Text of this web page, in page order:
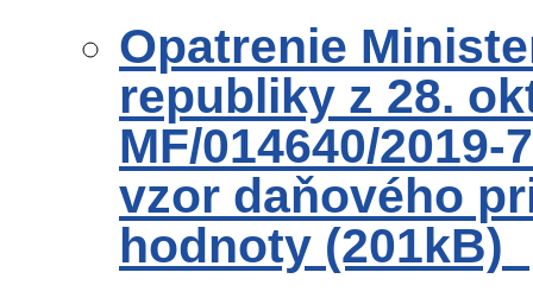
Opatrenie
republiky z 28.
MF/014640/
vzor daňového
hodnoty (201kB)